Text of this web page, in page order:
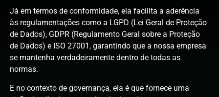
Já em termos de conformidade, ela facilita a aderência
às regulamentações como a LGPD (Lei Geral de Proteção
de Dados), GDPR (Regulamento Geral sobre a Proteção
de Dados) e ISO 27001, garantindo que a nossa empresa
se mantenha verdadeiramente dentro de todas as
normas.
E no contexto de governança, ela é que fornece uma